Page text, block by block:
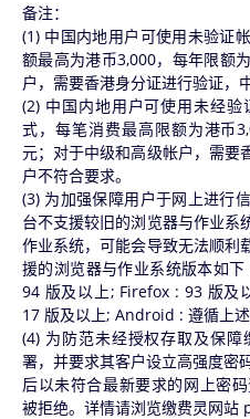
备注：
(1) 中国内地用户可使用未验证
额最高为港币3,000，每年限额
户，需要香港身分证进行验证，
(2) 中国内地用户可使用未经
式，每笔消费最高限额为港币
元；对于中级和高级帐户，需要
户不符合要求。
(3) 为加强保障用户于网上进行
台不支援较旧的浏览器与作业系
作业系统，可能会导致无法顺利
援的浏览器与作业系统版本如
94 版及以上; Firefox : 93 版及
17 版及以上; Android : 遵循上述
(4) 为防范未经授权存取及保
署，并要求其客户设立高强度密
后以未符合最新要求的网上密
被拒绝。详情请浏览缴费灵网站